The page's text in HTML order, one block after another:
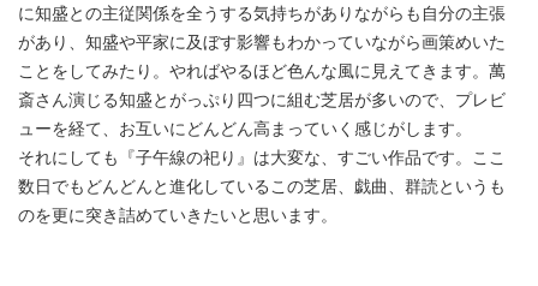
に知盛との主従関係を全うする気持ちがありながらも自分の主張
があり、知盛や平家に及ぼす影響もわかっていながら画策めいた
ことをしてみたり。やればやるほど色んな風に見えてきます。萬
斎さん演じる知盛とがっぷり四つに組む芝居が多いので、プレビ
ューを経て、お互いにどんどん高まっていく感じがします。
それにしても『子午線の祀り』は大変な、すごい作品です。ここ
数日でもどんどんと進化しているこの芝居、戯曲、群読というも
のを更に突き詰めていきたいと思います。